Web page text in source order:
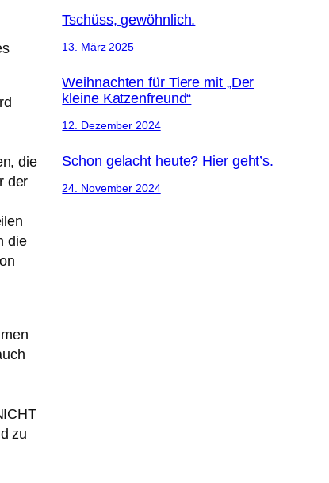
die
der
die
zu
Tschüss, gewöhnlich.
13. März 2025
Weihnachten für Tiere mit „Der
kleine Katzenfreund“
12. Dezember 2024
Schon gelacht heute? Hier geht’s.
24. November 2024